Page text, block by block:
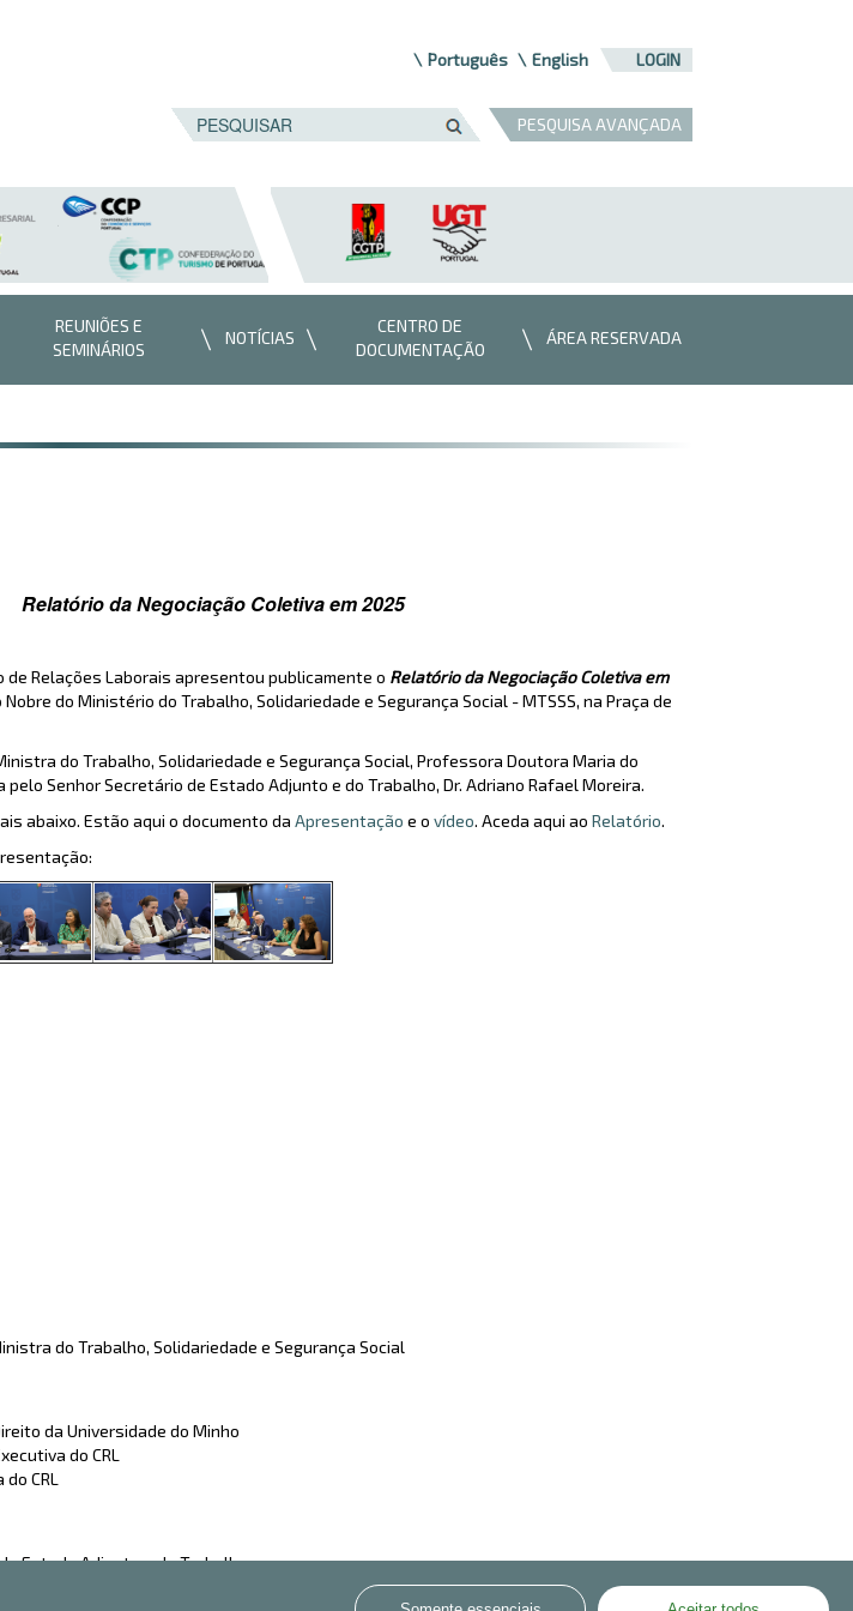
LOGIN
Português English
PESQUISA AVANÇADA
REUNIÕES E
SEMINÁRIOS
NOTÍCIAS
CENTRO DE
DOCUMENTAÇÃO
ÁREA RESERVADA
Relatório da Negociação Coletiva em 2025
de Relações Laborais apresentou publicamente o Relatório da Negociação Coletiva em
do Ministério do Trabalho, Solidariedade e Segurança Social - MTSSS, na Praça de
do Trabalho, Solidariedade e Segurança Social, Professora Doutora Maria do
pelo Senhor Secretário de Estado Adjunto e do Trabalho, Dr. Adriano Rafael Moreira.
abaixo. Estão aqui o documento daApresentação e ovídeo. Aceda aqui aoRelatório.
do Trabalho, Solidariedade e Segurança Social
da Universidade do Minho
do CRL
CRL
Estado Adjunto e do Trabalho